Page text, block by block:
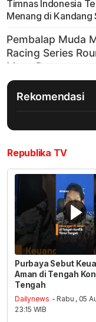
Timnas Indonesia
Menang di Kandang
Rekomendasi
Republika TV
Purbaya Sebut
Aman di Tengah
Tengah
Dailynews - Rabu , 05
23:15 WIB